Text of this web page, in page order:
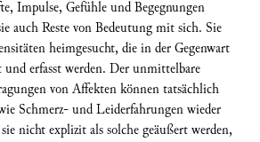
Impulse, Gefühle und Begegnungen
auch Reste von Bedeutung mit sich. Sie
heimgesucht, die in der Gegenwart
erfasst werden. Der unmittelbare
von Affekten können tatsächlich
Schmerz- und Leiderfahrungen wieder
nicht explizit als solche geäußert werden,